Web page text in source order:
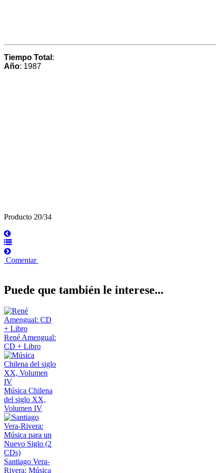
Tiempo Total :
Año: 1987
Producto 20/34
Comentar
Puede que también le interese...
René Amengual:
CD + Libro
Música Chilena
del siglo XX,
Volumen IV
Santiago Vera-
Rivera: Música